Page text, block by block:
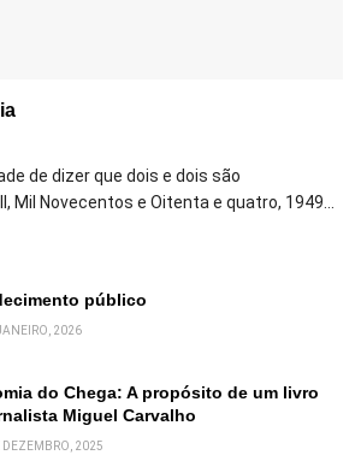
de dizer que dois e dois são
Mil Novecentos e Oitenta e quatro, 1949...
público
2026
do Chega: A propósito de um livro
Miguel Carvalho
DEZEMBRO, 2025